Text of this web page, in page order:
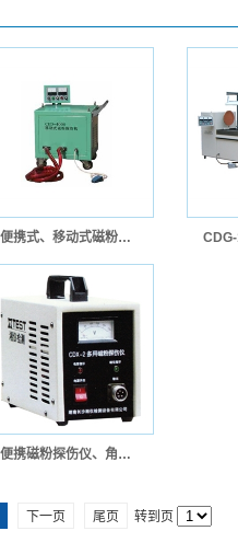
便携式、移动式磁粉探伤机
便携磁粉探伤仪、角焊缝探伤仪、多用磁粉探伤仪、电磁轭探伤仪、…
下一页 尾页 转到页